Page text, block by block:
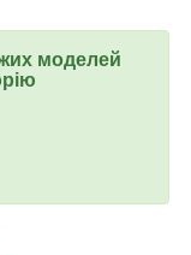
моделей